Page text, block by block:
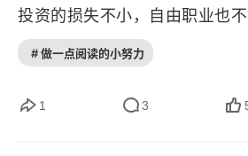
94岁杨先让 一刀一笔任平生
贴着人心讲诗
在“扎心”与“挠胳肢窝”之间
投资的损失不小，自由职业也
怪话连篇，灯塔国的人设崩塌的
主席。刘德华和张艺谋和同
# 做一点阅读的小努力
1 3